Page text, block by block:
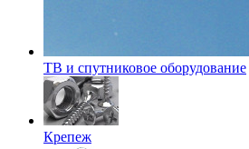
ТВ и спутниковое оборудование
Крепеж